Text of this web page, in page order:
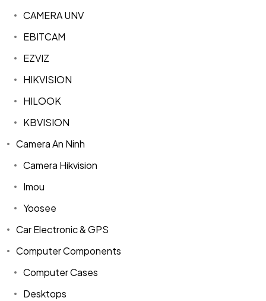
CAMERA UNV
EBITCAM
EZVIZ
HIKVISION
HILOOK
KBVISION
Camera An Ninh
Camera Hikvision
Imou
Yoosee
Car Electronic & GPS
Computer Components
Computer Cases
Desktops